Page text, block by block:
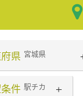
県 宮城県
件 駅チカ